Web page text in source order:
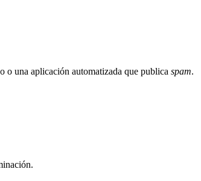
o una aplicación automatizada que publica spam.